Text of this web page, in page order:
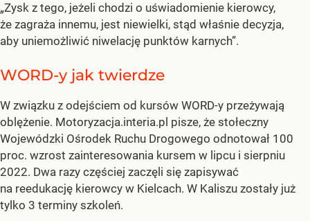
„Zysk z tego, jeżeli chodzi o uświadomienie kierowcy,
że zagraża innemu, jest niewielki, stąd właśnie decyzja,
aby uniemożliwić niwelację punktów karnych”.
WORD-y jak twierdze
W związku z odejściem od kursów WORD-y przeżywają
oblężenie. Motoryzacja.interia.pl pisze, że stołeczny
Wojewódzki Ośrodek Ruchu Drogowego odnotował 100
proc. wzrost zainteresowania kursem w lipcu i sierpniu
2022. Dwa razy częściej zaczęli się zapisywać
na reedukację kierowcy w Kielcach. W Kaliszu zostały już
tylko 3 terminy szkoleń.